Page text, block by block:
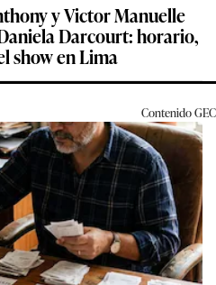
y Victor Manuelle
Darcourt: horario,
show en Lima
ContenidoGEC